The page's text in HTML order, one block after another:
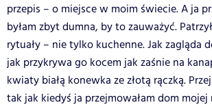
przepis – o miejsce w moim świecie. A ja
byłam zbyt dumna, by to zauważyć.
rytuały – nie tylko kuchenne. Jak zagląda
jak przykrywa go kocem jak zaśnie na
kwiaty białą konewka ze złotą rączką.
tak jak kiedyś ja przejmowałam dom mojej